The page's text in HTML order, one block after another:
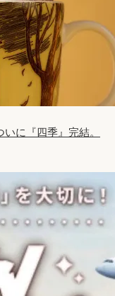
に『四季』完結。